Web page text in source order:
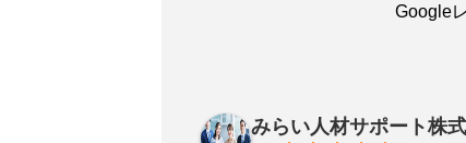
Google
みらい人材サポート株